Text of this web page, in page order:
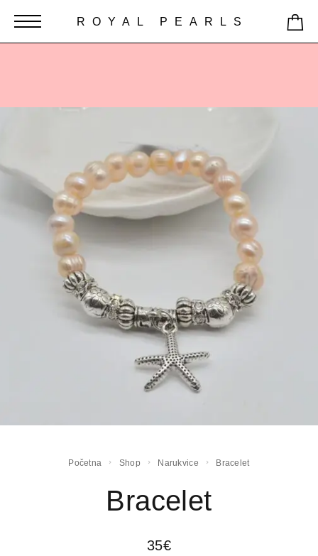
ROYAL PEARLS
Početna Shop Narukvice Bracelet
Bracelet
35€